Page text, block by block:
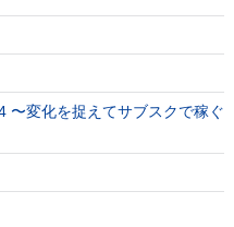
〜変化を捉えてサブスクで稼ぐ